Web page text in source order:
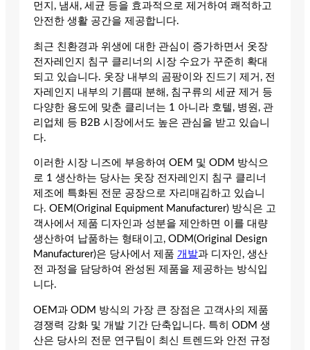
먼지, 냄새, 세균 등을 효과적으로 제거하여 쾌적하고
안전한 생활 공간을 제공합니다.
최근 친환경과 위생에 대한 관심이 증가하면서 옷장
전자레인지 침구 클리너의 시장 수요가 꾸준히 확대
되고 있습니다. 옷장 내부의 곰팡이와 진드기 제거, 전
자레인지 내부의 기름때 분해, 침구류의 세균 제거 등
다양한 용도에 맞춘 클리너는 1 아니라 호텔, 병원, 관
리업체 등 B2B 시장에서도 높은 관심을 받고 있습니
다.
이러한 시장 니즈에 부응하여 OEM 및 ODM 방식으
로 1 생산하는 당사는 옷장 전자레인지 침구 클리너
제조에 특화된 전문 공장으로 자리매김하고 있습니
다. OEM(Original Equipment Manufacturer) 방식은 고
객사에서 제품 디자인과 성분을 제안하면 이를 대량
생산하여 납품하는 형태이고, ODM(Original Design
Manufacturer)은 당사에서 제품 개발과 디자인, 생산
전 과정을 담당하여 완성된 제품을 제공하는 방식입
니다.
OEM과 ODM 방식의 가장 큰 장점은 고객사의 제품
경쟁력 강화 및 개발 기간 단축입니다. 특히 ODM 생
산은 당사의 전문 연구팀이 최신 트렌드와 안전 규정